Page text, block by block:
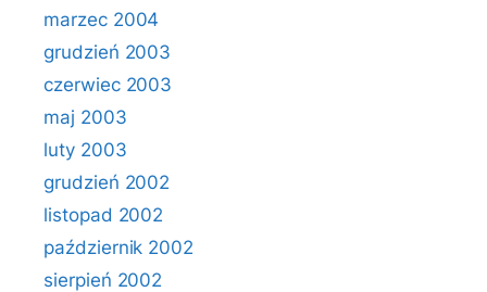
marzec 2004
grudzień 2003
czerwiec 2003
maj 2003
luty 2003
grudzień 2002
listopad 2002
październik 2002
sierpień 2002